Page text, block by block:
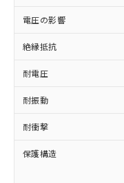
電圧の影響
絶縁抵抗
耐電圧
耐振動
耐衝撃
保護構造
本サー
ことを
在庫状
記載し
タに基
覧され
準価格
了承く
正式な
様のお
ムロン
ご相談
仕入先様の事
いたものが、
むを得ず変更
*EU RoHS指令（
鉛(Pb) 1000ppm
ミウム(Cd)
六価クロム
類(PBB)
(PBDE) 1000ppm
ル) (DEHP)(別名
(DIBP) 1000ppm以
但し、RoHS指令
「×」：最大
基準値を超え
「－」：未確
い合わせくだ
*中国RoHS10物
Pb(鉛) :1000ppm
Cr(Ⅵ)(六価クロム
ニル類) :
DBP(フタル酸ジ
イソブチル) :
ル) : 1000ppm、
DEHP(フタル酸
当社は
為替お
（以下｢
または
国政府
可)を取
当社は
全に破
いよう
当社は
一
一